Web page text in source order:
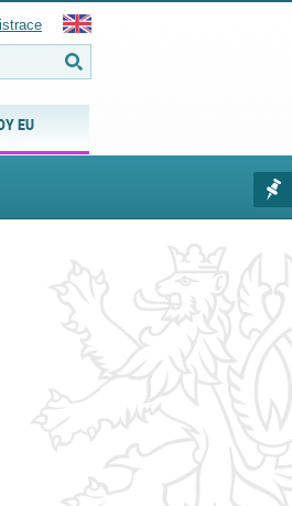
EU